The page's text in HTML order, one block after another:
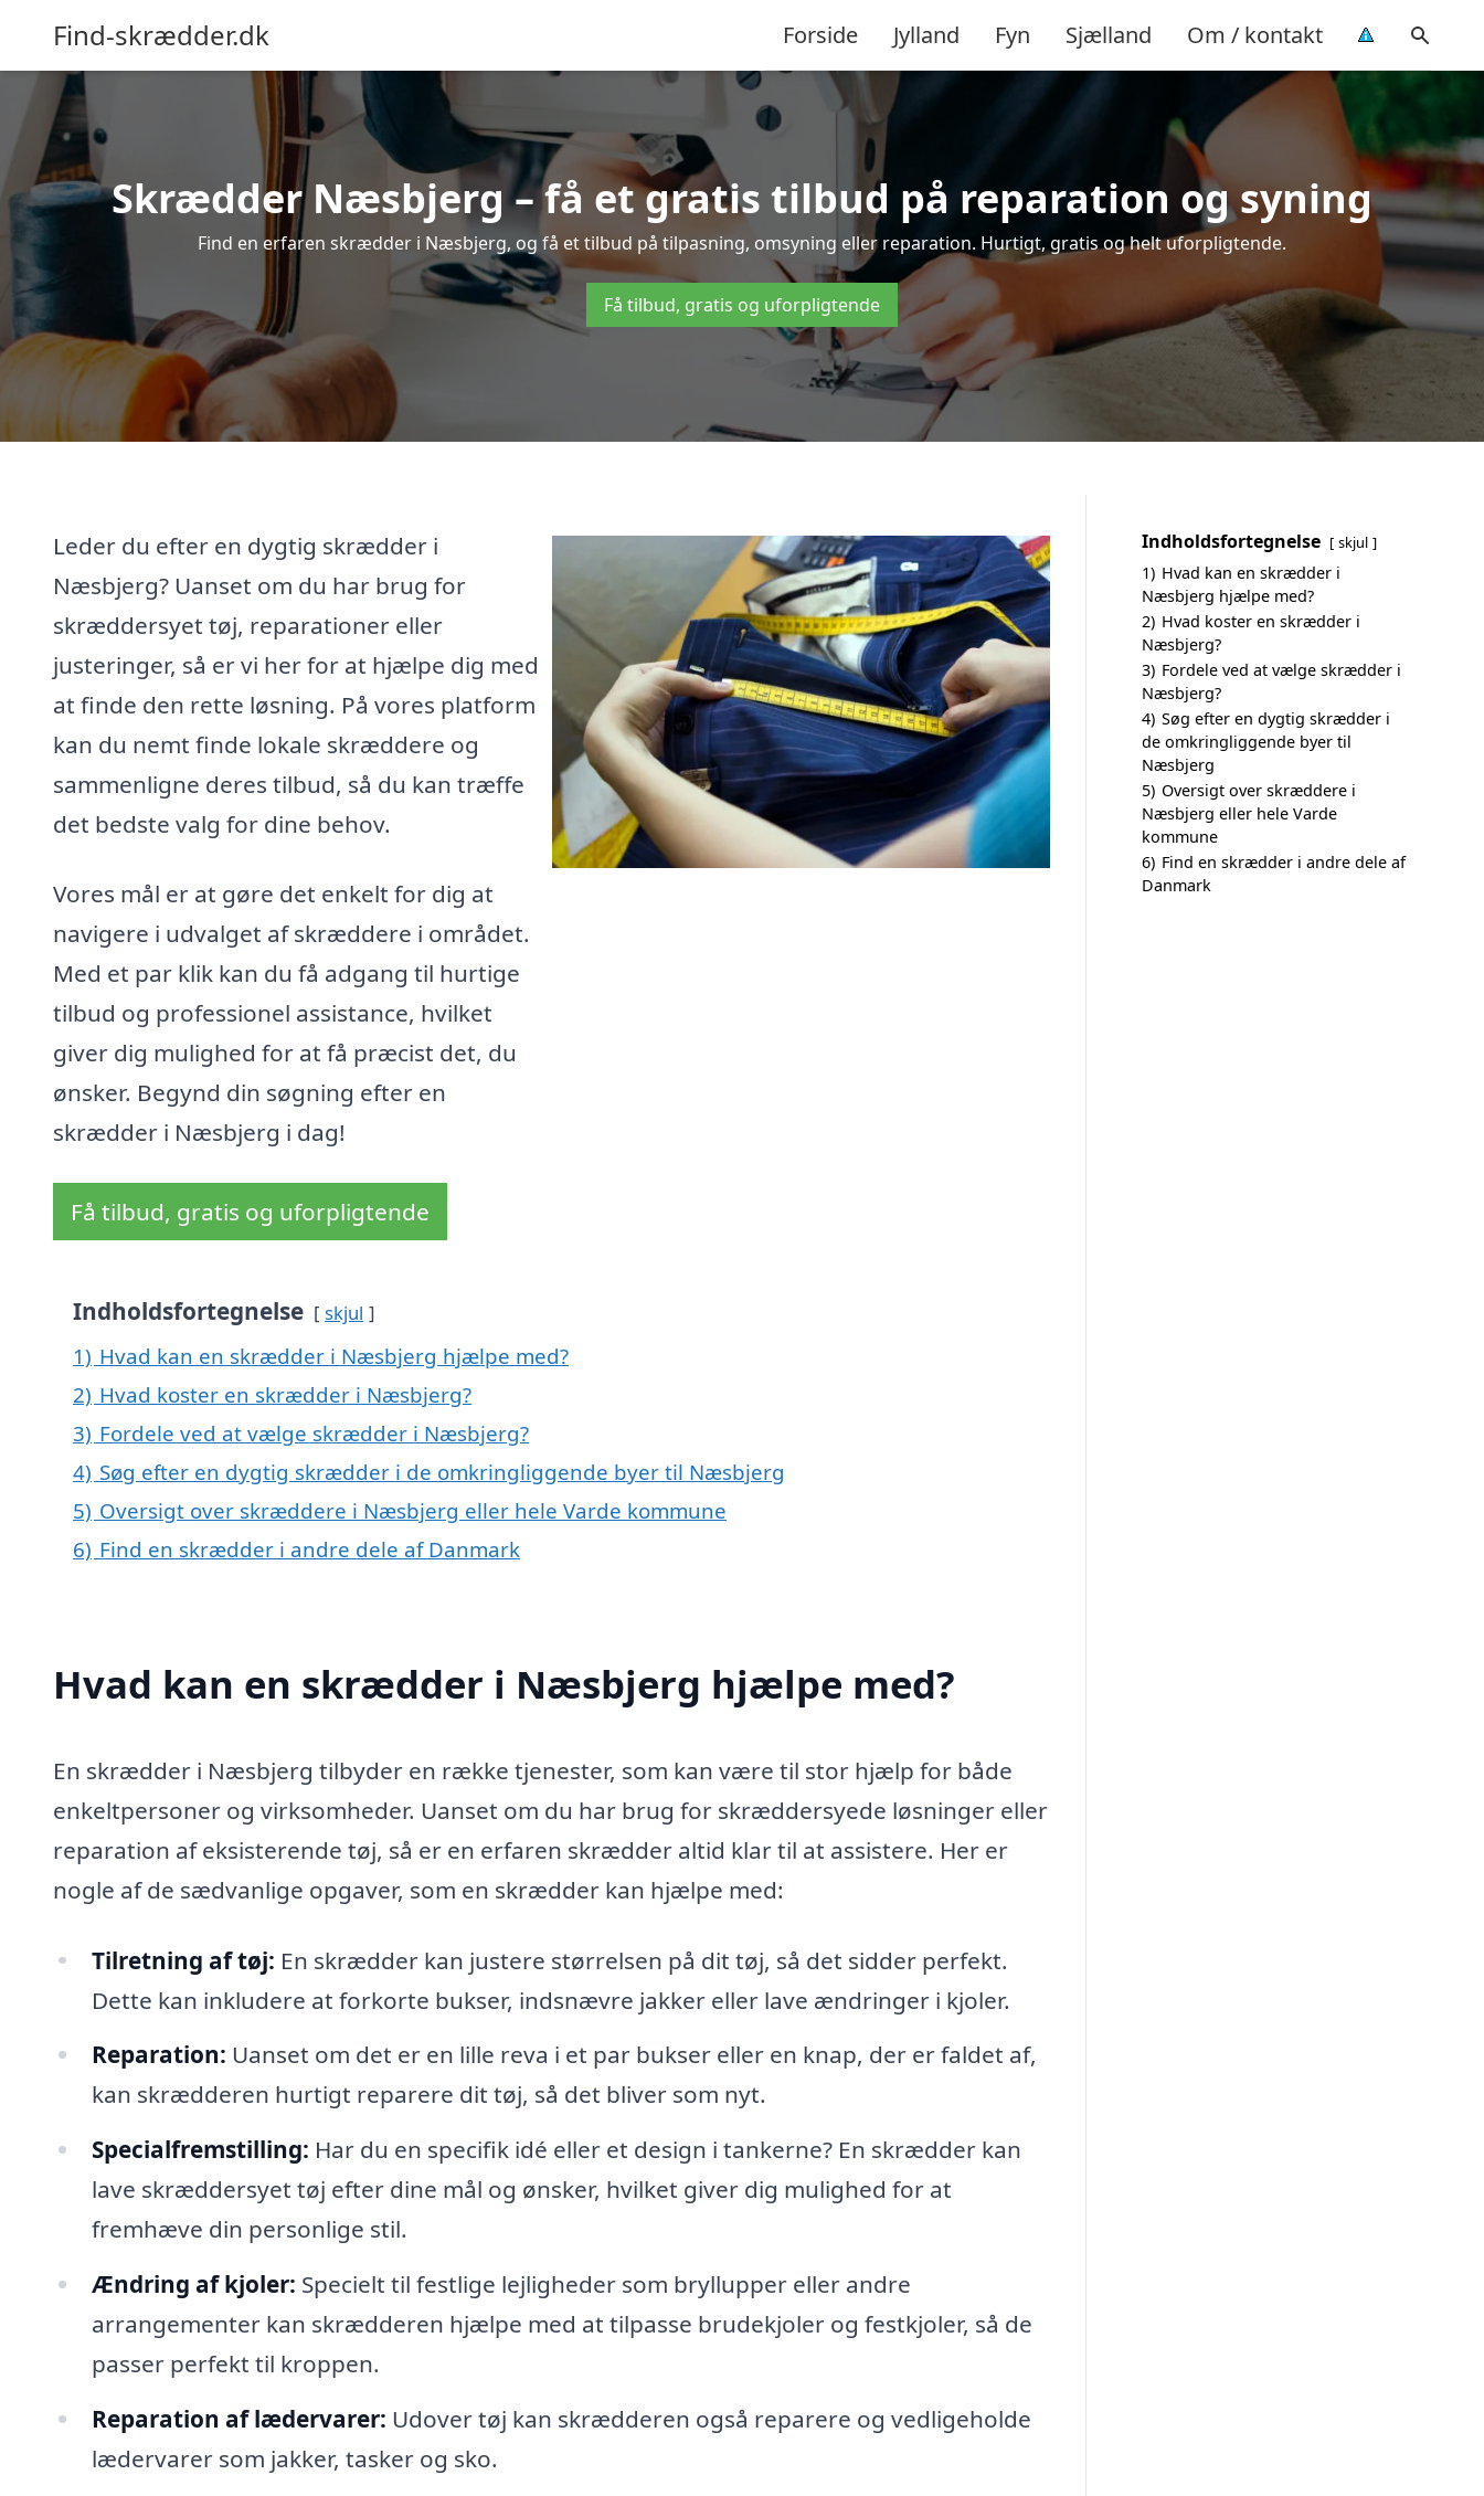
Find-skrædder.dk Forside Jylland Fyn Sjælland Om / kontakt
Skrædder Næsbjerg – få et gratis tilbud på reparation og syning
Find en erfaren skrædder i Næsbjerg, og få et tilbud på tilpasning, omsyning eller reparation. Hurtigt, gratis og helt uforpligtende.
Få tilbud, gratis og uforpligtende
Leder du efter en dygtig skrædder i
Næsbjerg? Uanset om du har brug for
skræddersyet tøj, reparationer eller
justeringer, så er vi her for at hjælpe dig med
at finde den rette løsning. På vores platform
kan du nemt finde lokale skræddere og
sammenligne deres tilbud, så du kan træffe
det bedste valg for dine behov.
Vores mål er at gøre det enkelt for dig at
navigere i udvalget af skræddere i området.
Med et par klik kan du få adgang til hurtige
tilbud og professionel assistance, hvilket
giver dig mulighed for at få præcist det, du
ønsker. Begynd din søgning efter en
skrædder i Næsbjerg i dag!
Få tilbud, gratis og uforpligtende
Indholdsfortegnelse skjul
1) Hvad kan en skrædder i Næsbjerg hjælpe med?
2) Hvad koster en skrædder i Næsbjerg?
3) Fordele ved at vælge skrædder i Næsbjerg?
4) Søg efter en dygtig skrædder i de omkringliggende byer til Næsbjerg
5) Oversigt over skræddere i Næsbjerg eller hele Varde kommune
6) Find en skrædder i andre dele af Danmark
Hvad kan en skrædder i Næsbjerg hjælpe med?
En skrædder i Næsbjerg tilbyder en række tjenester, som kan være til stor hjælp for både
enkeltpersoner og virksomheder. Uanset om du har brug for skræddersyede løsninger eller
reparation af eksisterende tøj, så er en erfaren skrædder altid klar til at assistere. Her er
nogle af de sædvanlige opgaver, som en skrædder kan hjælpe med:
Tilretning af tøj: En skrædder kan justere størrelsen på dit tøj, så det sidder perfekt.
Dette kan inkludere at forkorte bukser, indsnævre jakker eller lave ændringer i kjoler.
Reparation: Uanset om det er en lille reva i et par bukser eller en knap, der er faldet af,
kan skrædderen hurtigt reparere dit tøj, så det bliver som nyt.
Specialfremstilling: Har du en specifik idé eller et design i tankerne? En skrædder kan
lave skræddersyet tøj efter dine mål og ønsker, hvilket giver dig mulighed for at
fremhæve din personlige stil.
Ændring af kjoler: Specielt til festlige lejligheder som bryllupper eller andre
arrangementer kan skrædderen hjælpe med at tilpasse brudekjoler og festkjoler, så de
passer perfekt til kroppen.
Reparation af lædervarer: Udover tøj kan skrædderen også reparere og vedligeholde
lædervarer som jakker, tasker og sko.
Indholdsfortegnelse skjul
1) Hvad kan en skrædder i
Næsbjerg hjælpe med?
2) Hvad koster en skrædder i
Næsbjerg?
3) Fordele ved at vælge skrædder i
Næsbjerg?
4) Søg efter en dygtig skrædder i
de omkringliggende byer til
Næsbjerg
5) Oversigt over skræddere i
Næsbjerg eller hele Varde
kommune
6) Find en skrædder i andre dele af
Danmark